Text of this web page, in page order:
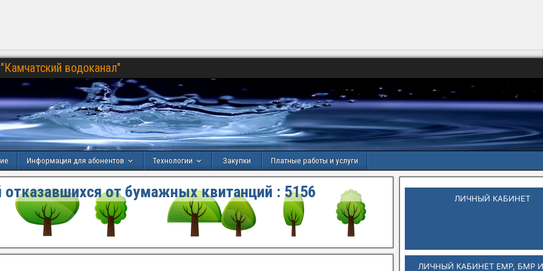
водоканал"
Информация для абонентов Технологии Закупки Платные работы и услуги
от бумажных квитанций : 5156 ЛИЧНЫЙ КАБИНЕТ
ЛИЧНЫЙ КАБИНЕТ ЕМР, БМР